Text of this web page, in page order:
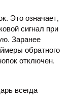
Это означает,
сигнал при
Заранее
обратного
отключен.
всегда